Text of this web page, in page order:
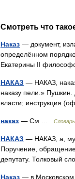
Смотреть что
Наказ — документ,
определённом
Екатерины II
НАКАЗ — НАКАЗ,
наказу пели.»
власти; инструкция
наказ — См …
НАКАЗ — НАКАЗ, а,
Поручение,
депутату. Толковый
Наказ — в Московском